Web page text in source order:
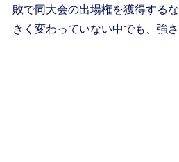
敗で同大会の出場権を獲得する
きく変わっていない中でも、強